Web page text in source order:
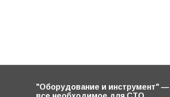
"Оборудование и инструмент" ―